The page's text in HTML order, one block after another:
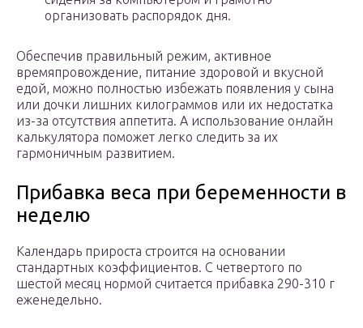
организовать распорядок дня.
Обеспечив правильный режим, активное
времяпровождение, питание здоровой и вкусной
едой, можно полностью избежать появления у сына
или дочки лишних килограммов или их недостатка
из-за отсутствия аппетита. А использование онлайн
калькулятора поможет легко следить за их
гармоничным развитием.
Прибавка веса при беременности в
неделю
Календарь прироста строится на основании
стандартных коэффициентов. С четвертого по
шестой месяц нормой считается прибавка 290-310 г
еженедельно.